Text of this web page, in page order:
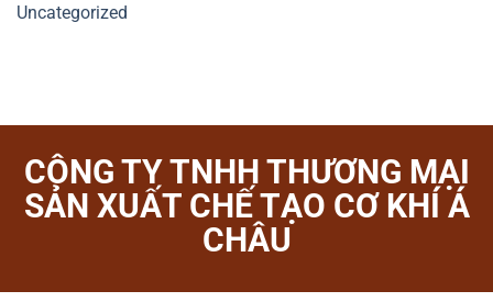
Uncategorized
CÔNG TY TNHH THƯƠNG MẠI
SẢN XUẤT CHẾ TẠO CƠ KHÍ Á
CHÂU